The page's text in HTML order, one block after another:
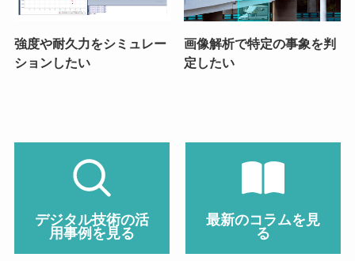
強度や耐久力をシミュレー
ションしたい
画像解析で特定の事象を判
定したい
デジタル技術の活
用事例を見る
最新のコラムを見
る